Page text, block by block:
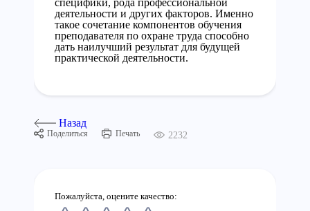
специфики, рода профессиональной
деятельности и других факторов. Именно
такое сочетание компонентов обучения
преподавателя по охране труда способно
дать наилучший результат для будущей
практической деятельности.
Назад
Поделиться Печать 2232
Пожалуйста, оцените качество: